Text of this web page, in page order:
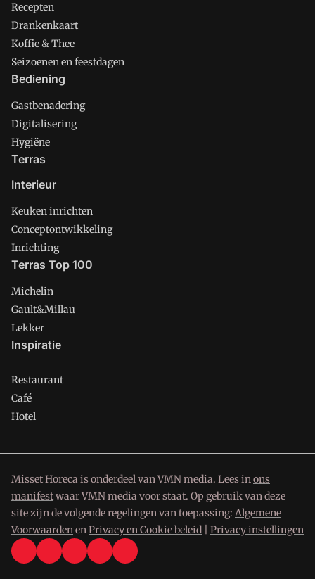
Recepten
Drankenkaart
Koffie & Thee
Seizoenen en feestdagen
Bediening
Gastbenadering
Digitalisering
Hygiëne
Terras
Interieur
Keuken inrichten
Conceptontwikkeling
Inrichting
Terras Top 100
Michelin
Gault&Millau
Lekker
Inspiratie
Restaurant
Café
Hotel
Misset Horeca is onderdeel van VMN media. Lees inons
manifestwaar VMN media voor staat. Op gebruik van deze
site zijn de volgende regelingen van toepassing: Algemene
VoorwaardenenPrivacy en Cookie beleid Privacy instellingen